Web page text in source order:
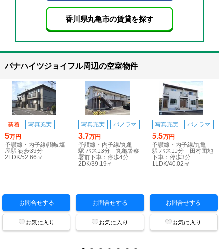
香川県丸亀市の賃貸を探す
パナハイツジョイフル周辺の空室物件
新着 写真充実
5万円
予讃線・内子線/讃岐塩
屋駅 徒歩39分
2LDK/52.66㎡
お問合せする
お気に入り
写真充実 パノラマ
3.7万円
予讃線・内子線/丸亀
駅 バス13分 丸亀警察
署前下車：停歩4分
2DK/39.19㎡
お問合せする
お気に入り
写真充実 パノラマ
5.5万円
予讃線・内子線/丸亀
駅 バス10分 田村団地
下車：停歩3分
1LDK/40.02㎡
お問合せする
お気に入り